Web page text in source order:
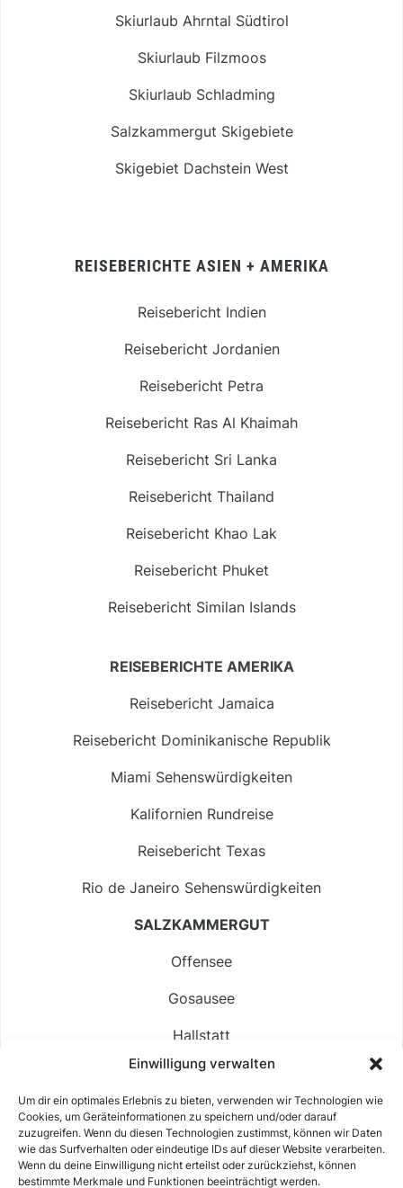
Einwilligung verwalten
Um dir ein optimales Erlebnis zu bieten, verwenden wir Technologien wie
Cookies, um Geräteinformationen zu speichern und/oder darauf
zuzugreifen. Wenn du diesen Technologien zustimmst, können wir Daten
wie das Surfverhalten oder eindeutige IDs auf dieser Website verarbeiten.
Wenn du deine Einwilligung nicht erteilst oder zurückziehst, können
bestimmte Merkmale und Funktionen beeinträchtigt werden.
Skiurlaub Ahrntal Südtirol
Skiurlaub Filzmoos
Skiurlaub Schladming
Salzkammergut Skigebiete
Skigebiet Dachstein West
REISEBERICHTE ASIEN + AMERIKA
Reisebericht Indien
Reisebericht Jordanien
Reisebericht Petra
Reisebericht Ras Al Khaimah
Reisebericht Sri Lanka
Reisebericht Thailand
Reisebericht Khao Lak
Reisebericht Phuket
Reisebericht Similan Islands
REISEBERICHTE AMERIKA
Reisebericht Jamaica
Reisebericht Dominikanische Republik
Miami Sehenswürdigkeiten
Kalifornien Rundreise
Reisebericht Texas
Rio de Janeiro Sehenswürdigkeiten
SALZKAMMERGUT
Offensee
Gosausee
Hallstatt
Langbathsee
Altausseer See
Hintersee